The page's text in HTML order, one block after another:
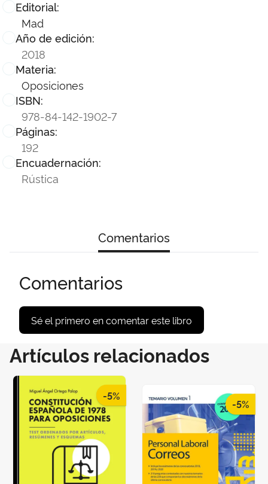
Editorial:
Mad
Año de edición:
2018
Materia:
Oposiciones
ISBN:
978-84-142-1902-7
Páginas:
192
Encuadernación:
Rústica
Comentarios
Comentarios
Sé el primero en comentar este libro
Artículos relacionados
-5%
-5%